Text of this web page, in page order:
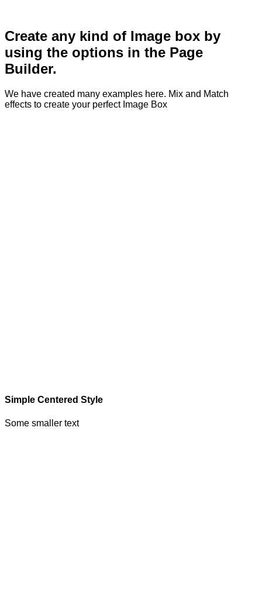
Create any kind of Image box by
using the options in the Page
Builder.
We have created many examples here. Mix and Match
effects to create your perfect Image Box
Simple Centered Style
Some smaller text